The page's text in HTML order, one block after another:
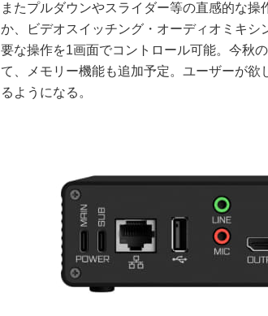
またプルダウンやスライダー等の直感的な
か、ビデオスイッチング・オーディオミキ
要な操作を1画面でコントロール可能。今秋
て、メモリー機能も追加予定。ユーザーが欲
るようになる。